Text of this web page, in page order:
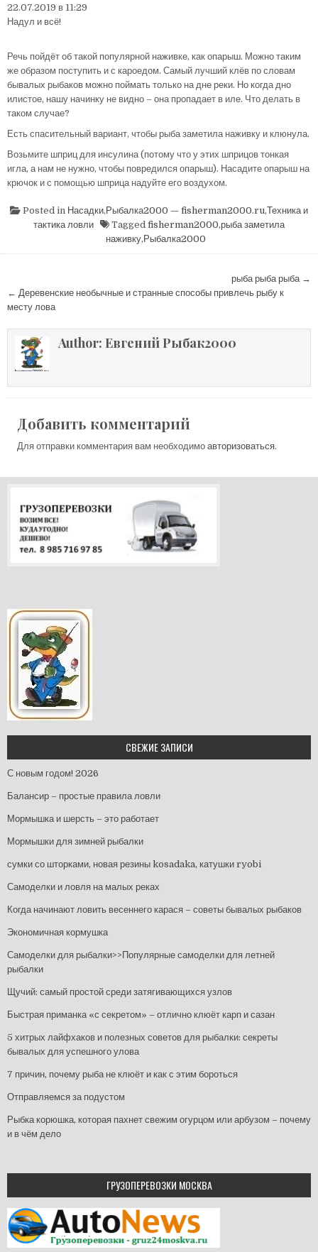
22.07.2019 в 11:29
Надул и всё!
Речь пойдёт об такой популярной наживке, как опарыш. Можно таким
же образом поступить и с кароедом. Самый лучший клёв по словам
бывалых рыбаков можно поймать только на дне реки. Но когда дно
илистое, нашу начинку не видно – она пропадает в иле. Что делать в
таком случае?
Есть спасительный вариант, чтобы рыба заметила наживку и клюнула.
Возьмите шприц для инсулина (потому что у этих шприцов тонкая
игла, а нам не нужно, чтобы повредился опарыш). Насадите опарыш на
крючок и с помощью шприца надуйте его воздухом.
Posted in Насадки, Рыбалка2000 — fisherman2000.ru,Техника и
тактика ловли
Tagged fisherman2000,рыба заметила
наживку, Рыбалка2000
по
записям
рыба рыба рыба →
← Деревенские необычные и странные способы привлечь рыбу к
месту лова
Author: Евгений Рыбак2000
Добавить комментарий
Для отправки комментария вам необходимо авторизоваться.
СВЕЖИЕ ЗАПИСИ
С новым годом! 2026
Балансир – простые правила ловли
Мормышка и шерсть – это работает
Мормышки для зимней рыбалки
сумки со шторками, новая резины kosadaka, катушки ryobi
Самоделки и ловля на малых реках
Когда начинают ловить весеннего карася – советы бывалых рыбаков
Экономичная кормушка
Самоделки для рыбалки>>Популярные самоделки для летней
рыбалки
Щучий: самый простой среди затягивающихся узлов
Быстрая приманка «с секретом» – отлично клюёт карп и сазан
5 хитрых лайфхаков и полезных советов для рыбалки: секреты
бывалых для успешного улова
7 причин, почему рыба не клюёт и как с этим бороться
Отправляемся за подустом
Рыбка корюшка, которая пахнет свежим огурцом или арбузом – почему
и в чём дело
ГРУЗОПЕРЕВОЗКИ МОСКВА